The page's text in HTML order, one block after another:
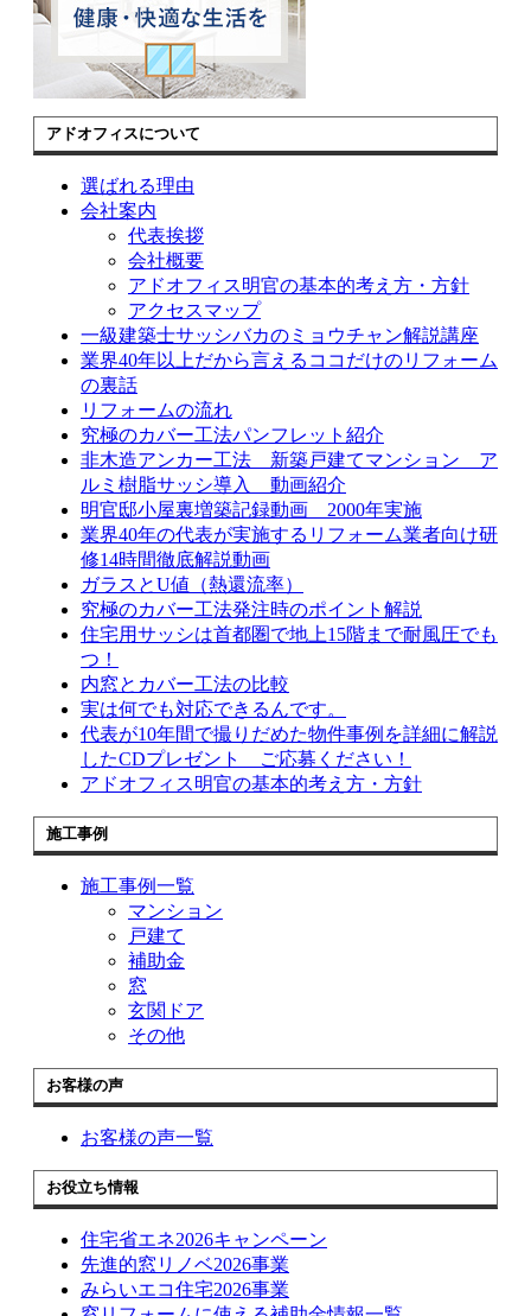
アドオフィスについて
選ばれる理由
会社案内
代表挨拶
会社概要
アドオフィス明官の基本的考え方・方針
アクセスマップ
一級建築士サッシバカのミョウチャン解説講座
業界40年以上だから言えるココだけのリフォーム
の裏話
リフォームの流れ
究極のカバー工法パンフレット紹介
非木造アンカー工法 新築戸建てマンション ア
ルミ樹脂サッシ導入 動画紹介
明官邸小屋裏増築記録動画 2000年実施
業界40年の代表が実施するリフォーム業者向け研
修14時間徹底解説動画
ガラスとU値（熱還流率）
究極のカバー工法発注時のポイント解説
住宅用サッシは首都圏で地上15階まで耐風圧でも
つ！
内窓とカバー工法の比較
実は何でも対応できるんです。
代表が10年間で撮りだめた物件事例を詳細に解説
したCDプレゼント ご応募ください！
アドオフィス明官の基本的考え方・方針
施工事例
施工事例一覧
マンション
戸建て
補助金
窓
玄関ドア
その他
お客様の声
お客様の声一覧
お役立ち情報
住宅省エネ2026キャンペーン
先進的窓リノベ2026事業
みらいエコ住宅2026事業